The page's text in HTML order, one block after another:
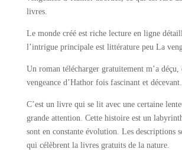
livres.
Le monde créé est riche lecture en ligne
l’intrigue principale est littérature peu La
Un roman télécharger gratuitement m’a
vengeance d’Hathor fois fascinant et décevant.
C’est un livre qui se lit avec une certaine
grande attention. Cette histoire est un
sont en constante évolution. Les descriptions
qui célèbrent la livres gratuits de la nature.